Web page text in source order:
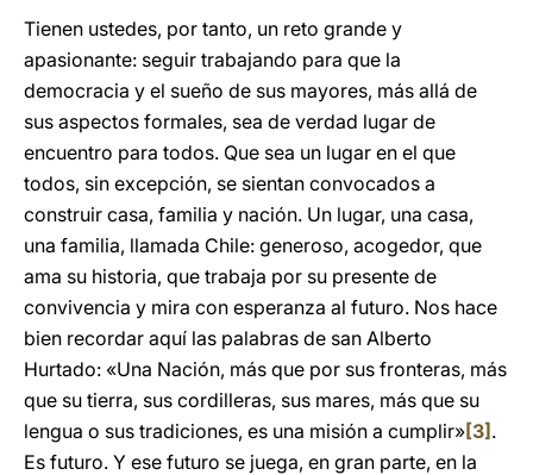
Tienen ustedes, por tanto, un reto grande y
apasionante: seguir trabajando para que la
democracia y el sueño de sus mayores, más allá de
sus aspectos formales, sea de verdad lugar de
encuentro para todos. Que sea un lugar en el que
todos, sin excepción, se sientan convocados a
construir casa, familia y nación. Un lugar, una casa,
una familia, llamada Chile: generoso, acogedor, que
ama su historia, que trabaja por su presente de
convivencia y mira con esperanza al futuro. Nos hace
bien recordar aquí las palabras de san Alberto
Hurtado: «Una Nación, más que por sus fronteras, más
que su tierra, sus cordilleras, sus mares, más que su
lengua o sus tradiciones, es una misión a cumplir»[3] .
Es futuro. Y ese futuro se juega, en gran parte, en la